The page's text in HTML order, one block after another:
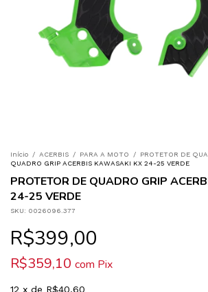
Início / ACERBIS / PARA A MOTO / PROTETOR DE
QUADRO GRIP ACERBIS KAWASAKI KX 24-25 VERDE
PROTETOR DE QUADRO GRIP
24-25 VERDE
SKU: 0026096.377
R$399,00
R$359,10 com Pix
12 x de R$40,60